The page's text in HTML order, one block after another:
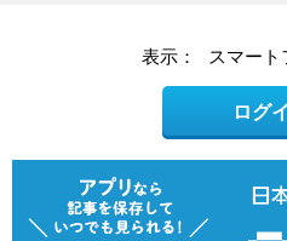
表示： スマート
ログ